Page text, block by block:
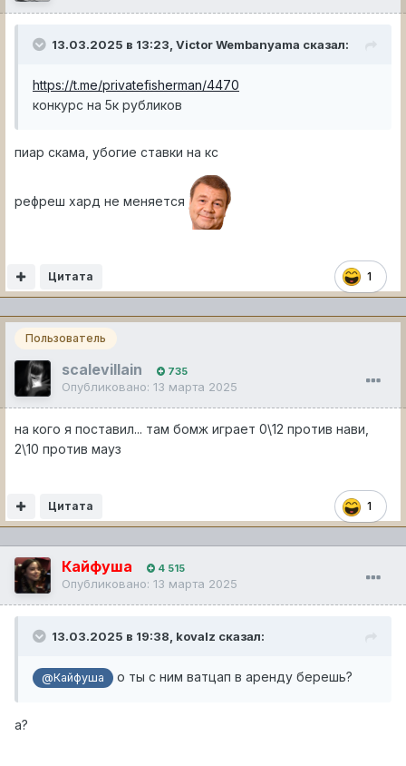
13.03.2025 в 13:23, Victor Wembanyama сказал:
https://t.me/privatefisherman/4470
конкурс на 5к рубликов
пиар скама, убогие ставки на кс
рефреш хард не меняется
1
Цитата
Пользователь
scalevillain 735
Опубликовано: 13 марта 2025
на кого я поставил... там бомж играет 0\12 против нави,
2\10 против мауз
1
Цитата
Кайфуша 4 515
Опубликовано: 13 марта 2025
13.03.2025 в 19:38, kovalz сказал:
@Кайфуша о ты с ним ватцап в аренду берешь?
а?